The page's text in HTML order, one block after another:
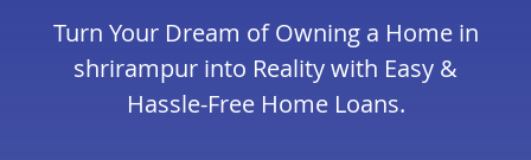
Turn Your Dream of Owning a Home in
shrirampur into Reality with Easy &
Hassle-Free Home Loans.